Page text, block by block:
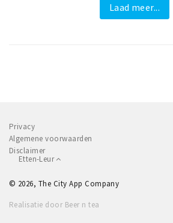
Laad meer...
Privacy
Algemene voorwaarden
Disclaimer
Etten-Leur
© 2026, The City App Company
Realisatie door Beer n tea